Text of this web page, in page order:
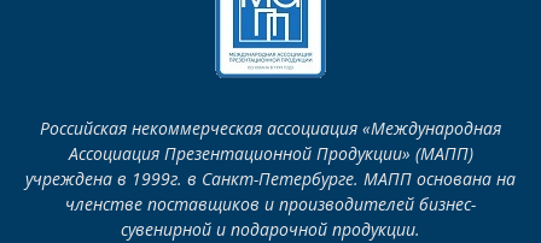
Российская некоммерческая ассоциация «Международная
Ассоциация Презентационной Продукции» (МАПП)
учреждена в 1999г. в Санкт-Петербурге. МАПП основана на
членстве поставщиков и производителей бизнес-
сувенирной и подарочной продукции.